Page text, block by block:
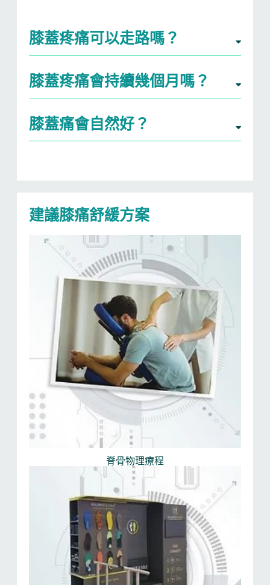
膝蓋疼痛可以走路嗎？
膝蓋疼痛會持續幾個月嗎？
膝蓋痛會自然好？
建議膝痛舒緩方案
脊骨物理療程